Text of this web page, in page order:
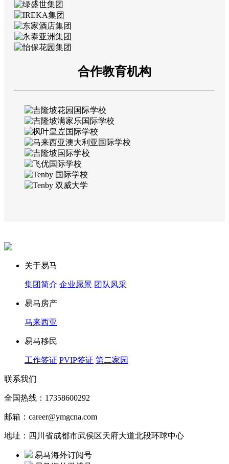
合作教育机构
关于易马
集团简介 企业愿景 团队风采
易马房产
马来西亚
易马移民
工作签证 PVIP签证 第二家园
联系我们
全国热线：17358600292
邮箱：career@ymgcna.com
地址：四川省成都市武侯区天府大道北段环球中心
易马海外订阅号